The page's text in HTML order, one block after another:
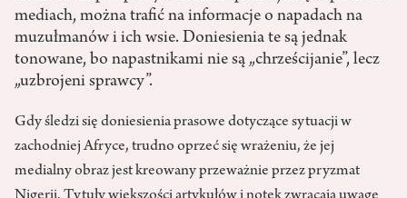
mediach, można trafić na informacje o napadach na
muzułmanów i ich wsie. Doniesienia te są jednak
tonowane, bo napastnikami nie są „chrześcijanie”, lecz
„uzbrojeni sprawcy”.
Gdy śledzi się doniesienia prasowe dotyczące sytuacji w
zachodniej Afryce, trudno oprzeć się wrażeniu, że jej
medialny obraz jest kreowany przeważnie przez pryzmat